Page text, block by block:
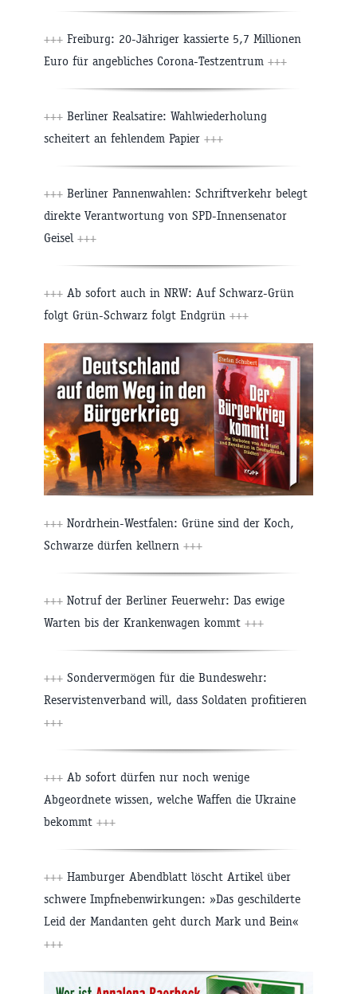
+++ Freiburg: 20-Jähriger kassierte 5,7 Millionen
Euro für angebliches Corona-Testzentrum +++
+++ Berliner Realsatire: Wahlwiederholung
scheitert an fehlendem Papier +++
+++ Berliner Pannenwahlen: Schriftverkehr belegt
direkte Verantwortung von SPD-Innensenator
Geisel +++
+++ Ab sofort auch in NRW: Auf Schwarz-Grün
folgt Grün-Schwarz folgt Endgrün +++
+++ Nordrhein-Westfalen: Grüne sind der Koch,
Schwarze dürfen kellnern +++
+++ Notruf der Berliner Feuerwehr: Das ewige
Warten bis der Krankenwagen kommt +++
+++ Sondervermögen für die Bundeswehr:
Reservistenverband will, dass Soldaten profitieren
+++
+++ Ab sofort dürfen nur noch wenige
Abgeordnete wissen, welche Waffen die Ukraine
bekommt +++
+++ Hamburger Abendblatt löscht Artikel über
schwere Impfnebenwirkungen: »Das geschilderte
Leid der Mandanten geht durch Mark und Bein«
+++